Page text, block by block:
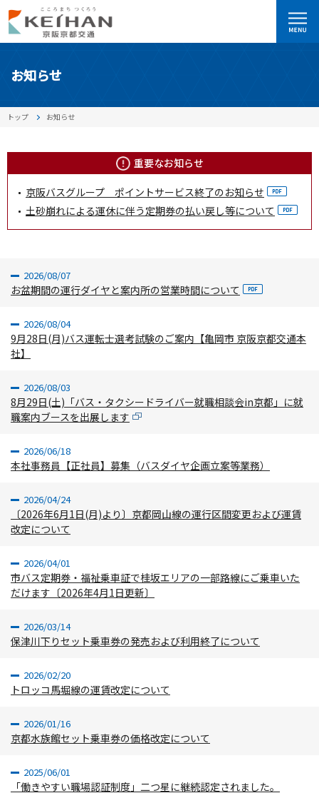
お知らせ
トップ お知らせ
重要なお知らせ
京阪バスグループ ポイントサービス終了のお知らせ
土砂崩れによる運休に伴う定期券の払い戻し等について
2026/08/07
お盆期間の運行ダイヤと案内所の営業時間について
2026/08/04
9月28日(月)バス運転士選考試験のご案内【亀岡市 京阪京都交通本
社】
2026/08/03
8月29日(土)「バス・タクシードライバー就職相談会in京都」に就
職案内ブースを出展します
2026/06/18
本社事務員【正社員】募集（バスダイヤ企画立案等業務）
2026/04/24
〔2026年6月1日(月)より〕京都岡山線の運行区間変更および運賃
改定について
2026/04/01
市バス定期券・福祉乗車証で桂坂エリアの一部路線にご乗車いた
だけます〔2026年4月1日更新〕
2026/03/14
保津川下りセット乗車券の発売および利用終了について
2026/02/20
トロッコ馬堀線の運賃改定について
2026/01/16
京都水族館セット乗車券の価格改定について
2025/06/01
「働きやすい職場認証制度」二つ星に継続認定されました。